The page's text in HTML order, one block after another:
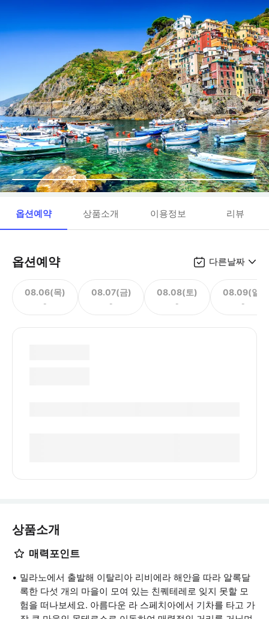
옵션예약 상품소개 이용정보 리뷰
옵션예약 다른날짜
08.06(목)
-
08.07(금)
-
08.08(토)
-
08.09(일)
-
상품소개
매력포인트
밀라노에서 출발해 이탈리아 리비에라 해안을 따라 알록달
록한 다섯 개의 마을이 모여 있는 친퀘테레로 잊지 못할 모
험을 떠나보세요. 아름다운 라 스페치아에서 기차를 타고 가